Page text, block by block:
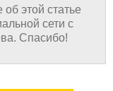
этой статье
сети с
Спасибо!